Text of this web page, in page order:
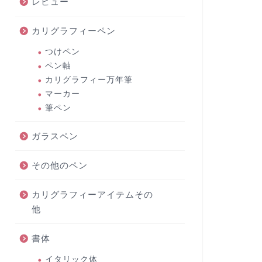
カリグラフィーペン
つけペン
ペン軸
カリグラフィー万年筆
マーカー
筆ペン
ガラスペン
その他のペン
カリグラフィーアイテムその
他
書体
イタリック体